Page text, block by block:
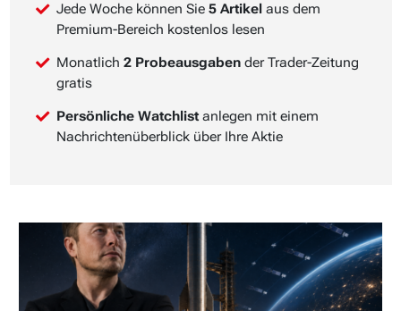
Jede Woche können Sie 5 Artikel aus dem
Premium-Bereich kostenlos lesen
Monatlich 2 Probeausgaben der Trader-Zeitung
gratis
Persönliche Watchlist anlegen mit einem
Nachrichtenüberblick über Ihre Aktie